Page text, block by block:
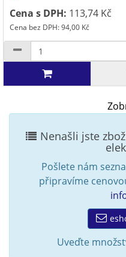
Cena s DPH: 113,74 Kč
Cena bez DPH: 94,00 Kč
Nenašli jste
Pošlete nám
připravíme
Uveďte